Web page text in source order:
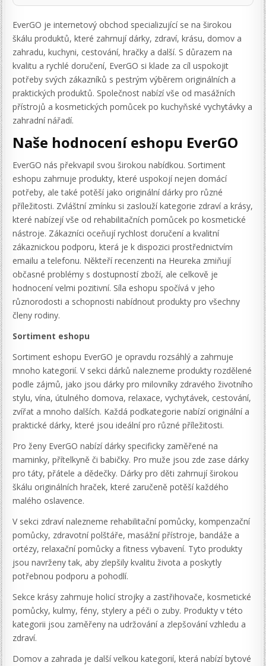
EverGO je internetový obchod specializující se na širokou
škálu produktů, které zahrnují dárky, zdraví, krásu, domov a
zahradu, kuchyni, cestování, hračky a další. S důrazem na
kvalitu a rychlé doručení, EverGO si klade za cíl uspokojit
potřeby svých zákazníků s pestrým výběrem originálních a
praktických produktů. Společnost nabízí vše od masážních
přístrojů a kosmetických pomůcek po kuchyňské vychytávky a
zahradní nářadí.
Naše hodnocení eshopu EverGO
EverGO nás překvapil svou širokou nabídkou. Sortiment
eshopu zahrnuje produkty, které uspokojí nejen domácí
potřeby, ale také potěší jako originální dárky pro různé
příležitosti. Zvláštní zmínku si zaslouží kategorie zdraví a krásy,
které nabízejí vše od rehabilitačních pomůcek po kosmetické
nástroje. Zákazníci oceňují rychlost doručení a kvalitní
zákaznickou podporu, která je k dispozici prostřednictvím
emailu a telefonu. Někteří recenzenti na Heureka zmiňují
občasné problémy s dostupností zboží, ale celkově je
hodnocení velmi pozitivní. Síla eshopu spočívá v jeho
různorodosti a schopnosti nabídnout produkty pro všechny
členy rodiny.
Sortiment eshopu
Sortiment eshopu EverGO je opravdu rozsáhlý a zahrnuje
mnoho kategorií. V sekci dárků nalezneme produkty rozdělené
podle zájmů, jako jsou dárky pro milovníky zdravého životního
stylu, vína, útulného domova, relaxace, vychytávek, cestování,
zvířat a mnoho dalších. Každá podkategorie nabízí originální a
praktické dárky, které jsou ideální pro různé příležitosti.
Pro ženy EverGO nabízí dárky specificky zaměřené na
maminky, přítelkyně či babičky. Pro muže jsou zde zase dárky
pro táty, přátele a dědečky. Dárky pro děti zahrnují širokou
škálu originálních hraček, které zaručeně potěší každého
malého oslavence.
V sekci zdraví nalezneme rehabilitační pomůcky, kompenzační
pomůcky, zdravotní polštáře, masážní přístroje, bandáže a
ortézy, relaxační pomůcky a fitness vybavení. Tyto produkty
jsou navrženy tak, aby zlepšily kvalitu života a poskytly
potřebnou podporu a pohodlí.
Sekce krásy zahrnuje holicí strojky a zastřihovače, kosmetické
pomůcky, kulmy, fény, stylery a péči o zuby. Produkty v této
kategorii jsou zaměřeny na udržování a zlepšování vzhledu a
zdraví.
Domov a zahrada je další velkou kategorií, která nabízí bytové